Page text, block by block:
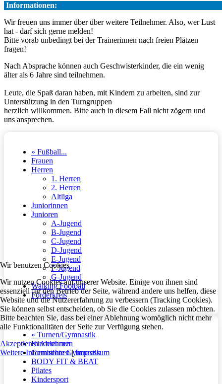
Informationen:
Wir freuen uns immer über über weitere Teilnehmer. Also, wer Lust
hat - darf sich gerne melden!
Bitte vorab unbedingt bei der Trainerinnen nach freien Plätzen
fragen!
Nach Absprache können auch Geschwisterkinder, die ein wenig
älter als 6 Jahre sind teilnehmen.
Leute, die Spaß daran haben, mit Kindern zu arbeiten, sind zur
Unterstützung in den Turngruppen
herzlich willkommen. Bitte auch in diesem Fall nicht zögern und
uns ansprechen.
» Fußball...
Frauen
Herren
1. Herren
2. Herren
Altliga
Juniorinnen
Junioren
A-Jugend
B-Jugend
C-Jugend
D-Jugend
E-Jugend
F-Jugend
G-Jugend
Walking Football
Förderkreis
» Turnen/Gymnastik
Kinderturnen
Gemischte Gymnastik
BODY FIT & BEAT
Pilates
Kindersport
Wir benutzen Cookies
Wir nutzen Cookies auf unserer Website. Einige von ihnen sind
essenziell für den Betrieb der Seite, während andere uns helfen, diese
Website und die Nutzererfahrung zu verbessern (Tracking Cookies).
Sie können selbst entscheiden, ob Sie die Cookies zulassen möchten.
Bitte beachten Sie, dass bei einer Ablehnung womöglich nicht mehr
alle Funktionalitäten der Seite zur Verfügung stehen.
AkzeptierenAblehnen
Weitere Informationen|Impressum